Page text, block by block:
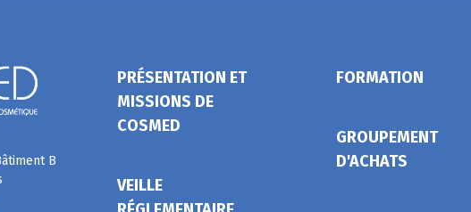
B
PRÉSENTATION ET
MISSIONS DE
COSMED
VEILLE
FORMATION
GROUPEMENT
D'ACHATS